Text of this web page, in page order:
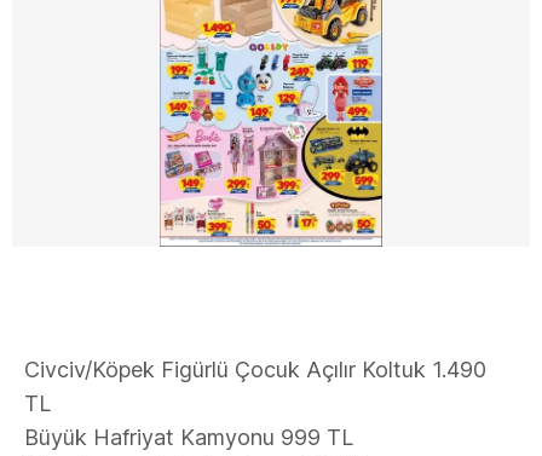
Civciv/Köpek Figürlü Çocuk Açılır Koltuk 1.490
TL
Büyük Hafriyat Kamyonu 999 TL